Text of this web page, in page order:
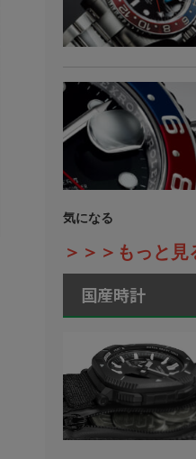
気になる
＞＞＞もっと見
国産時計